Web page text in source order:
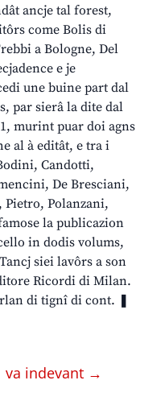
ancje tal forest,
come Bolis di
a Bologne, Del
e je
une buine part dal
par sierâ la dite dal
murint puar doi agns
al à editât, e tra i
Candotti,
De Bresciani,
Polanzani,
la publicazion
in dodis volums,
siei lavôrs a son
Ricordi di Milan.
di tignî di cont. ❚
va indevant →